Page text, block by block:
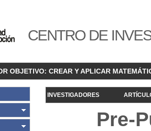
CENTRO DE
OBJETIVO: CREAR Y APLICAR
INVESTIGADORES
Pre-